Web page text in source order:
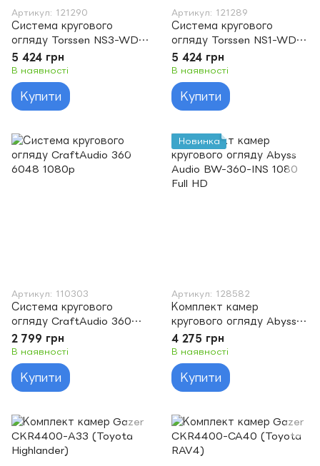
Артикул: 121290
Система кругового
огляду Torssen NS3-WDR
Sony
5 424 грн
В наявності
Купити
Артикул: 121289
Система кругового
огляду Torssen NS1-WDR
Sony
5 424 грн
В наявності
Купити
Артикул: 110303
Система кругового
огляду CraftAudio 360
6048 1080p
2 799 грн
В наявності
Купити
Новинка
Артикул: 128582
Комплект камер
кругового огляду Abyss
Audio BW-360-INS 1080
Full HD
4 275 грн
В наявності
Купити